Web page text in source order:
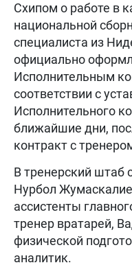
Схипом о работе в
национальной
специалиста из
официально
Исполнительным
соответствии с
Исполнительного
ближайшие дни,
контракт с
В тренерский штаб
Нурбол
ассистенты
тренер вратарей,
физической
аналитик.